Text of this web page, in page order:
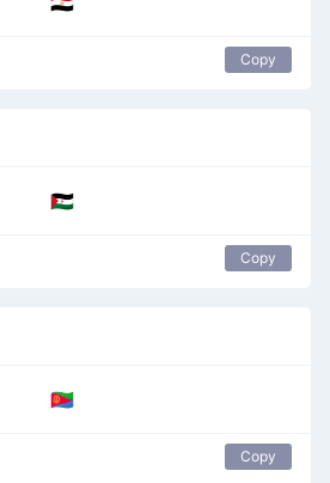
Copy
🇪🇭
Copy
🇪🇷
Copy